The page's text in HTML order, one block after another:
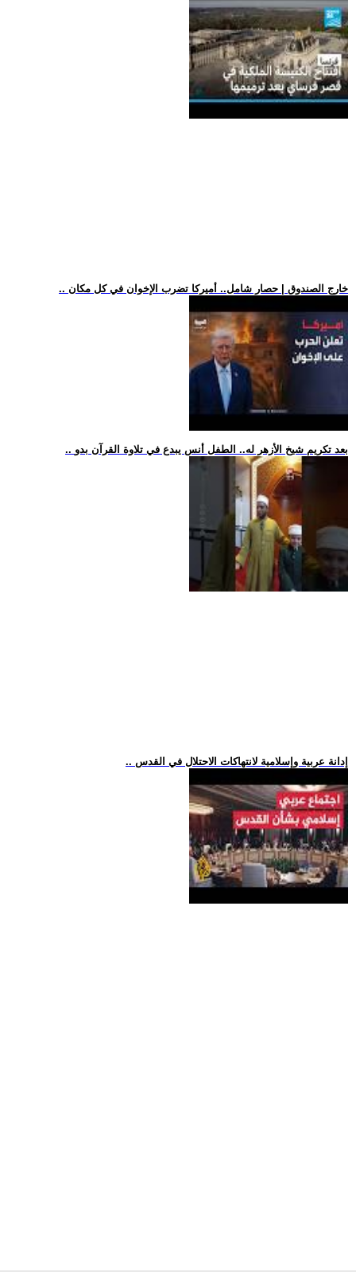
.. خارج الصندوق | حصار شامل.. أميركا تضرب الإخوان في كل مكان
.. بعد تكريم شيخ الأزهر له.. الطفل أنس يبدع في تلاوة القرآن بدو
.. إدانة عربية وإسلامية لانتهاكات الاحتلال في القدس